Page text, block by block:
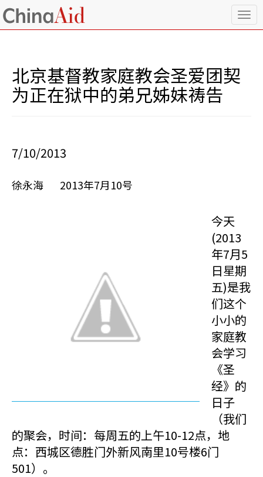
T
o
北京基督教家庭教会圣爱团契
为正在狱中的弟兄姊妹祷告
7/10/2013
徐永海 2013年7月10号
今天
(2013
年7月5
日星期
五)是我
们这个
小小的
家庭教
会学习
《圣
经》的
日子
（我们
的聚会，时间：每周五的上午10-12点，地
点：西城区德胜门外新风南里10号楼6门
501）。